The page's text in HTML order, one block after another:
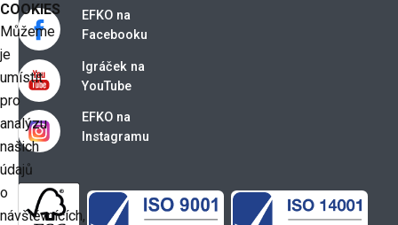
EFKO na
Facebooku
Igráček na
YouTube
EFKO na
Instagramu
COOKIES
Můžeme
je
umístit
pro
analýzu
našich
údajů
o
návštěvnících,